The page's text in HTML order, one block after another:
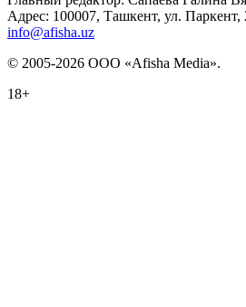
Адрес: 100007, Ташкент, ул.
info@afisha.uz
© 2005-2026 ООО «Afisha Media».
18+